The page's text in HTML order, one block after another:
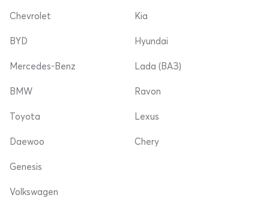
Chevrolet
BYD
Mercedes-Benz
Kia
Hyundai
Lada (ВАЗ)
BMW
Toyota
Daewoo
Ravon
Lexus
Chery
Genesis
Volkswagen